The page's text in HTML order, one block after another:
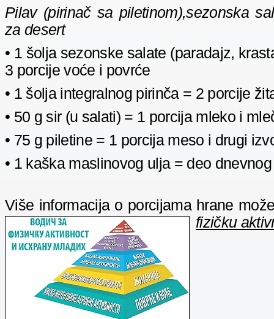
Pilav (pirinač sa piletinom),sezonska
za desert
• 1 šolja sezonske salate (paradajz,
3 porcije voće i povrće
• 1 šolja integralnog pirinča = 2 porcije
• 50 g sir (u salati) = 1 porcija mleko i
• 75 g piletine = 1 porcija meso i drugi
• 1 kaška maslinovog ulja = deo
Više informacija o porcijama hrane
fizičku